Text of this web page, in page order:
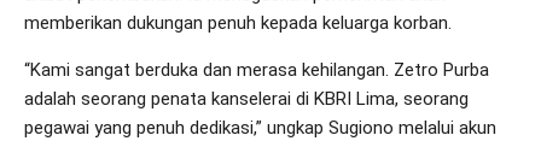
memberikan dukungan penuh kepada keluarga korban.
“Kami sangat berduka dan merasa kehilangan. Zetro Purba
adalah seorang penata kanselerai di KBRI Lima, seorang
pegawai yang penuh dedikasi,” ungkap Sugiono melalui akun